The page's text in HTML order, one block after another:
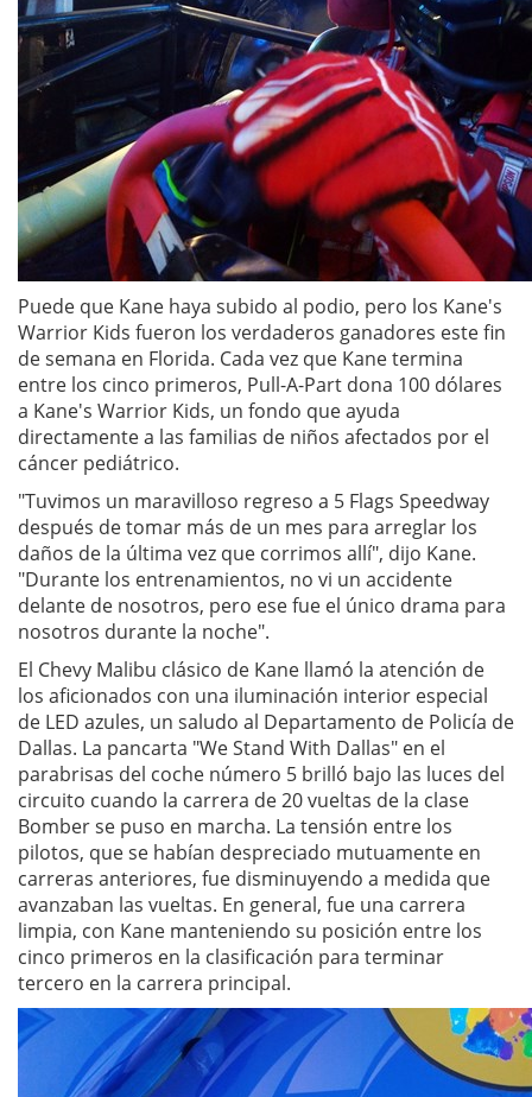
Puede que Kane haya subido al podio, pero los Kane's
Warrior Kids fueron los verdaderos ganadores este fin
de semana en Florida. Cada vez que Kane termina
entre los cinco primeros, Pull-A-Part dona 100 dólares
a Kane's Warrior Kids, un fondo que ayuda
directamente a las familias de niños afectados por el
cáncer pediátrico.
"Tuvimos un maravilloso regreso a 5 Flags Speedway
después de tomar más de un mes para arreglar los
daños de la última vez que corrimos allí", dijo Kane.
"Durante los entrenamientos, no vi un accidente
delante de nosotros, pero ese fue el único drama para
nosotros durante la noche".
El Chevy Malibu clásico de Kane llamó la atención de
los aficionados con una iluminación interior especial
de LED azules, un saludo al Departamento de Policía de
Dallas. La pancarta "We Stand With Dallas" en el
parabrisas del coche número 5 brilló bajo las luces del
circuito cuando la carrera de 20 vueltas de la clase
Bomber se puso en marcha. La tensión entre los
pilotos, que se habían despreciado mutuamente en
carreras anteriores, fue disminuyendo a medida que
avanzaban las vueltas. En general, fue una carrera
limpia, con Kane manteniendo su posición entre los
cinco primeros en la clasificación para terminar
tercero en la carrera principal.